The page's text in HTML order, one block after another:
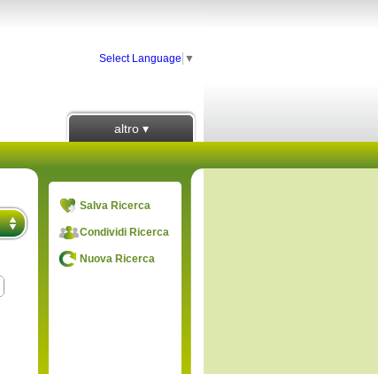
altro ▾
Select Language ▼
Salva Ricerca
Condividi Ricerca
Nuova Ricerca